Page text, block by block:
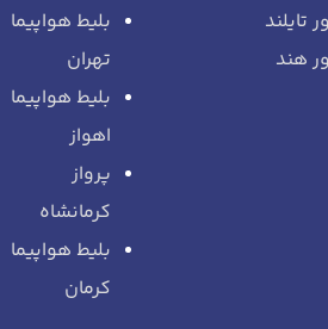
تایلند
هند
بلیط هواپیما
تهران
بلیط هواپیما
اهواز
پرواز
کرمانشاه
بلیط هواپیما
کرمان